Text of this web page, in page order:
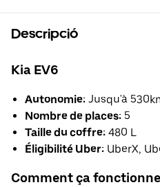
Descripció
Kia EV6
Autonomie: Jusqu'à
Nombre de places: 5
Taille du coffre: 480 L
Éligibilité Uber: UberX,
Comment ça